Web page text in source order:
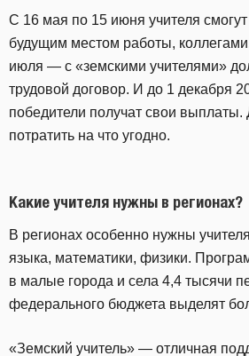
С 16 мая по 15 июня учителя
будущим местом работы,
июля — с «земскими учителями»
трудовой договор. И до 1 декабря
победители получат свои выплаты.
потратить на что угодно.
Какие учителя нужны в регионах?
В регионах особенно нужны
языка, математики, физики.
в малые города и села 4,4 тысячи
федерального бюджета выделят
«Земский учитель» — отличная